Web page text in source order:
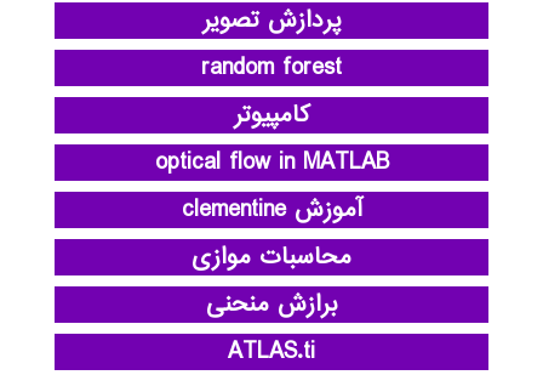
پردازش تصویر
random forest
کامپیوتر
optical flow in MATLAB
آموزش clementine
محاسبات موازی
برازش منحنی
ATLAS.ti